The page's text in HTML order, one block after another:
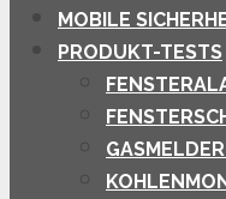
MOBILE
PRODUKT-TESTS